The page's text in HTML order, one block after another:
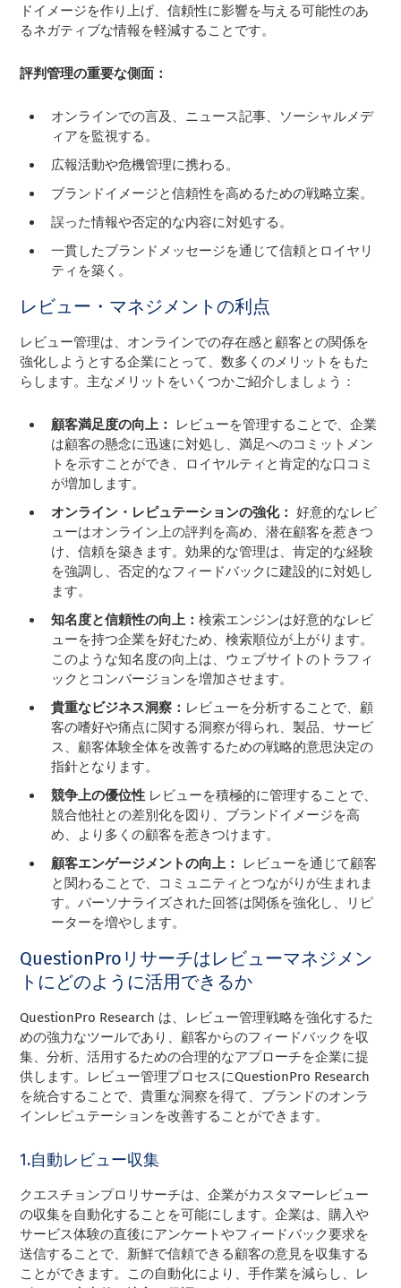
ドイメージを作り上げ、信頼性に影響を与える可能性のあ
るネガティブな情報を軽減することです。
評判管理の重要な側面：
オンラインでの言及、ニュース記事、ソーシャルメデ
ィアを監視する。
広報活動や危機管理に携わる。
ブランドイメージと信頼性を高めるための戦略立案。
誤った情報や否定的な内容に対処する。
一貫したブランドメッセージを通じて信頼とロイヤリ
ティを築く。
レビュー・マネジメントの利点
レビュー管理は、オンラインでの存在感と顧客との関係を
強化しようとする企業にとって、数多くのメリットをもた
らします。主なメリットをいくつかご紹介しましょう：
顧客満足度の向上： レビューを管理することで、企業
は顧客の懸念に迅速に対処し、満足へのコミットメン
トを示すことができ、ロイヤルティと肯定的な口コミ
が増加します。
オンライン・レピュテーションの強化：好意的なレビ
ューはオンライン上の評判を高め、潜在顧客を惹きつ
け、信頼を築きます。効果的な管理は、肯定的な経験
を強調し、否定的なフィードバックに建設的に対処し
ます。
知名度と信頼性の向上：検索エンジンは好意的なレビ
ューを持つ企業を好むため、検索順位が上がります。
このような知名度の向上は、ウェブサイトのトラフィ
ックとコンバージョンを増加させます。
貴重なビジネス洞察： レビューを分析することで、顧
客の嗜好や痛点に関する洞察が得られ、製品、サービ
ス、顧客体験全体を改善するための戦略的意思決定の
指針となります。
競争上の優位性 レビューを積極的に管理することで、
競合他社との差別化を図り、ブランドイメージを高
め、より多くの顧客を惹きつけます。
顧客エンゲージメントの向上： レビューを通じて顧客
と関わることで、コミュニティとつながりが生まれま
す。パーソナライズされた回答は関係を強化し、リピ
ーターを増やします。
QuestionProリサーチはレビューマネジメン
トにどのように活用できるか
QuestionPro Research は、レビュー管理戦略を強化するた
めの強力なツールであり、顧客からのフィードバックを収
集、分析、活用するための合理的なアプローチを企業に提
供します。レビュー管理プロセスにQuestionPro Research
を統合することで、貴重な洞察を得て、ブランドのオンラ
インレピュテーションを改善することができます。
1.自動レビュー収集
クエスチョンプロリサーチは、企業がカスタマーレビュー
の収集を自動化することを可能にします。企業は、購入や
サービス体験の直後にアンケートやフィードバック要求を
送信することで、新鮮で信頼できる顧客の意見を収集する
ことができます。この自動化により、手作業を減らし、レ